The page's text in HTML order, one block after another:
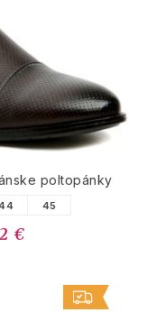
poltopánky
45
€